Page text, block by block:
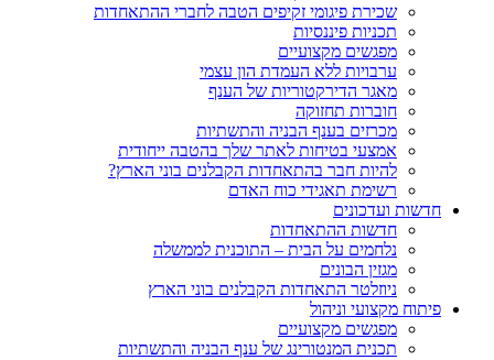
שכירת פיגומי זקיפים הטבה לחברי ההתאחדות
תכניות פיננסיות
מפגשים מקצועיים
ערבויות ללא העמדת הון עצמי
מאגר הדירקטוריות של הענף
חוברות תחזוקה
מכרזים בענף הבניה והתשתיות
אמצעי בטיחות לאתר שלך בהטבה ייחודית
להיות חבר בהתאחדות הקבלנים בוני הארץ?
רשימת תאגידי כוח האדם
חדשות ועדכונים
חדשות ההתאחדות
נלחמים על הבית – התוכנית לממשלה
מגזין הבונים
ניוזלטר התאחדות הקבלנים בוני הארץ
פיתוח מקצועי וניהול
מפגשים מקצועיים
תכנית המנטורינג של ענף הבניה והתשתיות